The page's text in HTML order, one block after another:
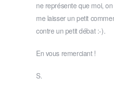
ne représente que moi,
me laisser un petit
contre un petit débat :-).
En vous remerciant !
S.